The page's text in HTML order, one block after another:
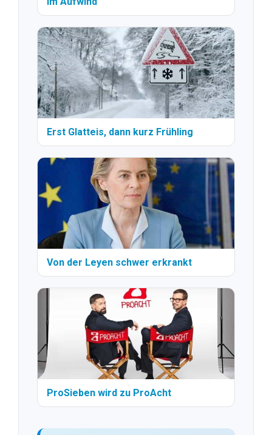
Erst Glatteis, dann kurz Frühling
Von der Leyen schwer erkrankt
ProSieben wird zu ProAcht